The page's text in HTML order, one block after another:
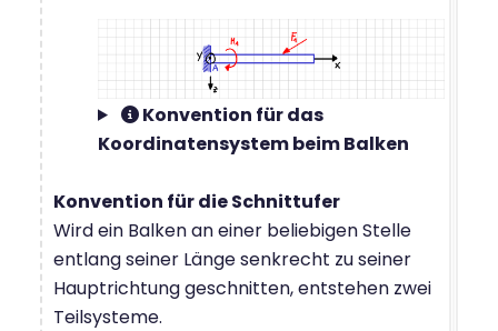
Konvention für das
Koordinatensystem beim Balken
Konvention für die Schnittufer
Wird ein Balken an einer beliebigen Stelle
entlang seiner Länge senkrecht zu seiner
Hauptrichtung geschnitten, entstehen zwei
Teilsysteme.